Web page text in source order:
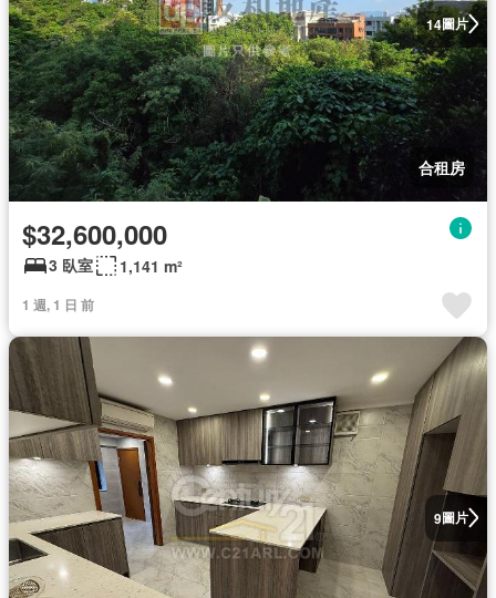
14圖片
合租房
$32,600,000
3 臥室 1,141 m²
1 週, 1 日 前
9圖片